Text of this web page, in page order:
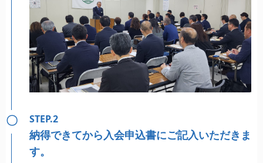
〇 STEP.2
納得できてから入会申込書にご記入いただきま
す。